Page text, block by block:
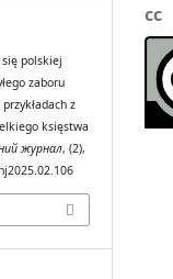
polskiej
zaboru
z
księstwa
журнал, (2),
cc